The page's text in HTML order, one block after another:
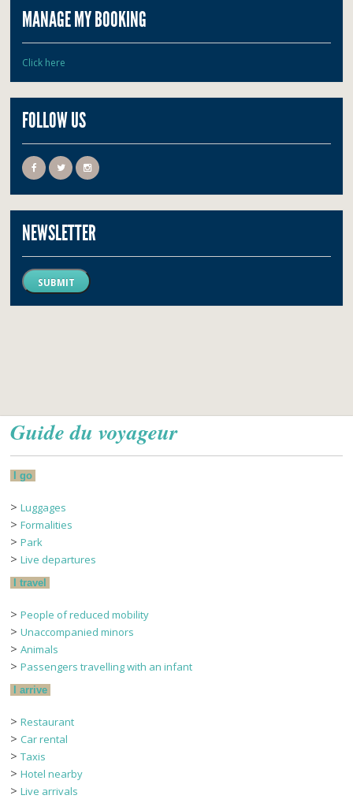
MANAGE MY BOOKING
Click here
FOLLOW US
NEWSLETTER
SUBMIT
Guide du voyageur
I go
>Luggages
>Formalities
>Park
>Live departures
I travel
>People of reduced mobility
>Unaccompanied minors
>Animals
>Passengers travelling with an infant
I arrive
>Restaurant
> Car rental
>Taxis
>Hotel nearby
>Live arrivals